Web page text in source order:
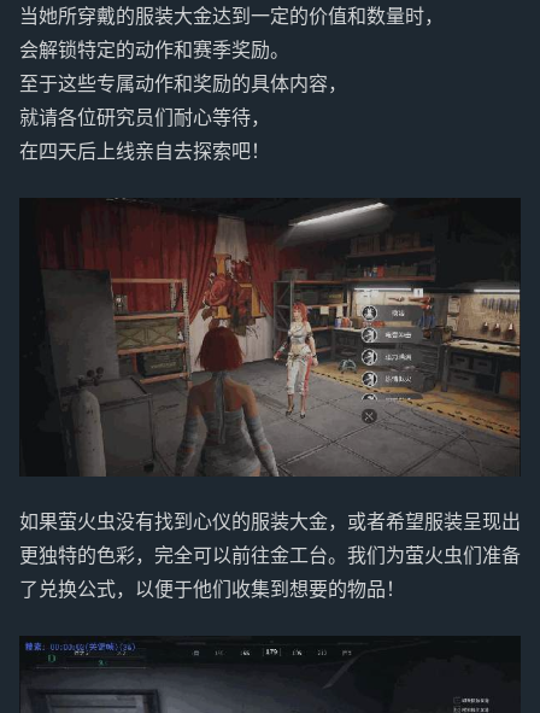
当她所穿戴的服装大金达到一定的价值和数量时，
会解锁特定的动作和赛季奖励。
至于这些专属动作和奖励的具体内容，
就请各位研究员们耐心等待，
在四天后上线亲自去探索吧！
如果萤火虫没有找到心仪的服装大金，或者希望服装呈现出
更独特的色彩，完全可以前往金工台。我们为萤火虫们准备
了兑换公式，以便于他们收集到想要的物品！